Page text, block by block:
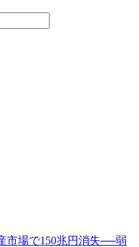
市場で150兆円消失──弱